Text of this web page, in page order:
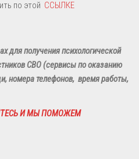
по этой ССЫЛКЕ
получения психологической
СВО (сервисы по оказанию
номера телефонов, время работы,
И МЫ ПОМОЖЕМ